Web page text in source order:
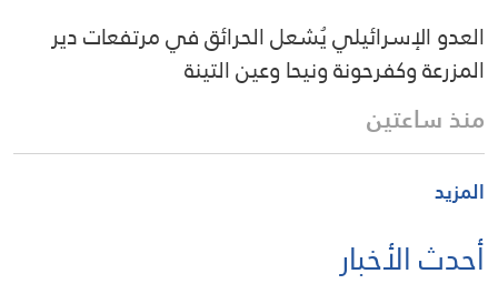
العدو الإسرائيلي يُشعل الحرائق في مرتفعات دير
المزرعة وكفرحونة ونيحا وعين التينة
منذ ساعتين
المزيد
أحدث الأخبار